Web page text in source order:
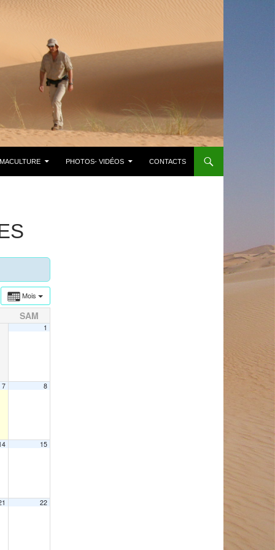
PHOTOS- VIDÉOS CONTACTS
Mois
SAM
1
7 8
15
22